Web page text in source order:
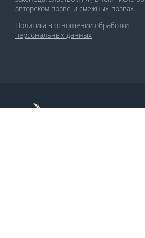
авторском праве и смежных правах.
Политика в отношении обработки
персональных данных